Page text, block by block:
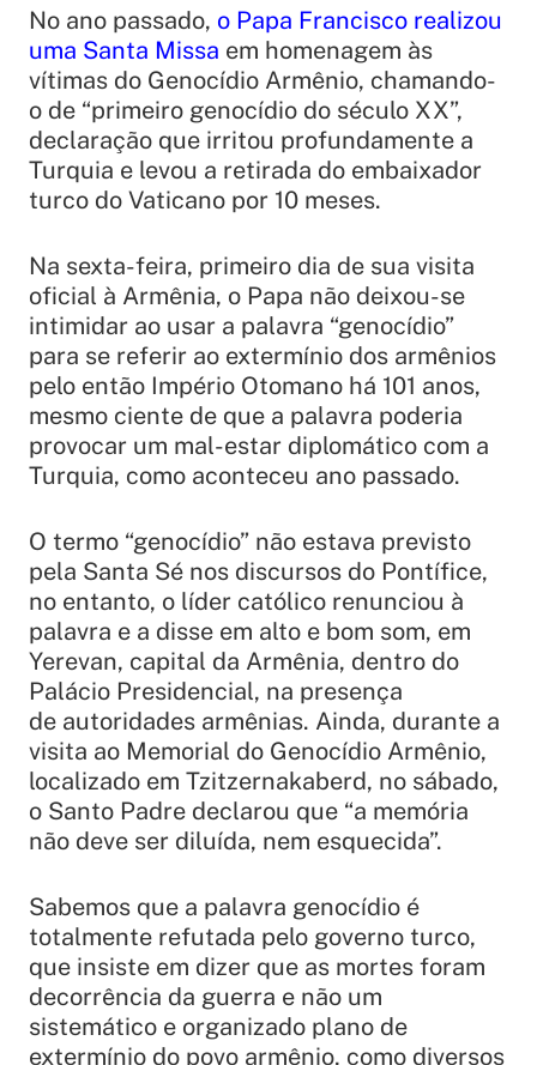
No ano passado, o Papa Francisco realizou
uma Santa Missa em homenagem às
vítimas do Genocídio Armênio, chamando-
o de “primeiro genocídio do século XX”,
declaração que irritou profundamente a
Turquia e levou a retirada do embaixador
turco do Vaticano por 10 meses.
Na sexta-feira, primeiro dia de sua visita
oficial à Armênia, o Papa não deixou-se
intimidar ao usar a palavra “genocídio”
para se referir ao extermínio dos armênios
pelo então Império Otomano há 101 anos,
mesmo ciente de que a palavra poderia
provocar um mal-estar diplomático com a
Turquia, como aconteceu ano passado.
O termo “genocídio” não estava previsto
pela Santa Sé nos discursos do Pontífice,
no entanto, o líder católico renunciou à
palavra e a disse em alto e bom som, em
Yerevan, capital da Armênia, dentro do
Palácio Presidencial, na presença
de autoridades armênias. Ainda, durante a
visita ao Memorial do Genocídio Armênio,
localizado em Tzitzernakaberd, no sábado,
o Santo Padre declarou que “a memória
não deve ser diluída, nem esquecida”.
Sabemos que a palavra genocídio é
totalmente refutada pelo governo turco,
que insiste em dizer que as mortes foram
decorrência da guerra e não um
sistemático e organizado plano de
extermínio do povo armênio, como diversos